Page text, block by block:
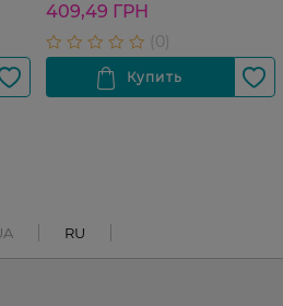
409,49 ГРН
RU